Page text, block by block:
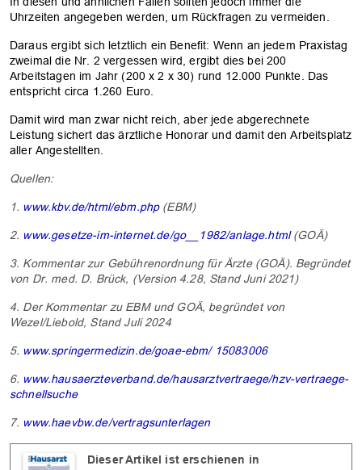
Uhrzeiten angegeben werden, um Rückfragen zu vermeiden.
Daraus ergibt sich letztlich ein Benefit: Wenn an jedem Praxistag
zweimal die Nr. 2 vergessen wird, ergibt dies bei 200
Arbeitstagen im Jahr (200 x 2 x 30) rund 12.000 Punkte. Das
entspricht circa 1.260 Euro.
Damit wird man zwar nicht reich, aber jede abgerechnete
Leistung sichert das ärztliche Honorar und damit den Arbeitsplatz
aller Angestellten.
Quellen:
1. www.kbv.de/html/ebm.php(EBM)
2. www.gesetze-im-internet.de/go__1982/anlage.html(GOÄ)
3. Kommentar zur Gebührenordnung für Ärzte (GOÄ). Begründet
von Dr. med. D. Brück, (Version 4.28, Stand Juni 2021)
4. Der Kommentar zu EBM und GOÄ, begründet von
Wezel/Liebold, Stand Juli 2024
5. www.springermedizin.de/goae-ebm/ 15083006
6. www.hausaerzteverband.de/hausarztvertraege/hzv-vertraege-
schnellsuche
7. www.haevbw.de/vertragsunterlagen
Dieser Artikel ist erschienen in